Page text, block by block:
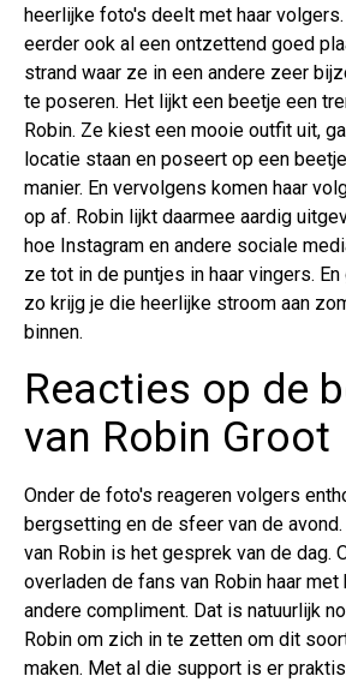
heerlijke foto's deelt met haar
eerder ook al een ontzettend goed
strand waar ze in een andere zeer
te poseren. Het lijkt een beetje een
Robin. Ze kiest een mooie outfit uit,
locatie staan en poseert op een
manier. En vervolgens komen haar
op af. Robin lijkt daarmee aardig
hoe Instagram en andere sociale
ze tot in de puntjes in haar vingers.
zo krijg je die heerlijke stroom aan
binnen.
Reacties op de
van Robin Groot
Onder de foto's reageren volgers
bergsetting en de sfeer van de
van Robin is het gesprek van de dag.
overladen de fans van Robin haar met
andere compliment. Dat is natuurlijk
Robin om zich in te zetten om dit
maken. Met al die support is er